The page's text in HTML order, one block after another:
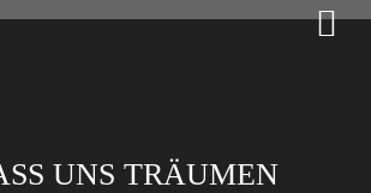

UNS TRÄUMEN